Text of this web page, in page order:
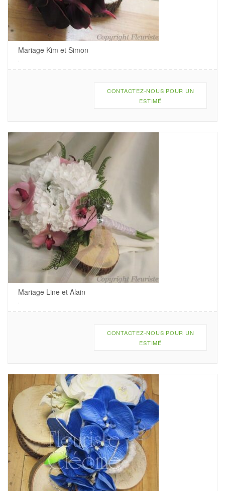
Mariage Kim et Simon
CONTACTEZ-NOUS POUR UN
ESTIMÉ
Mariage Line et Alain
CONTACTEZ-NOUS POUR UN
ESTIMÉ